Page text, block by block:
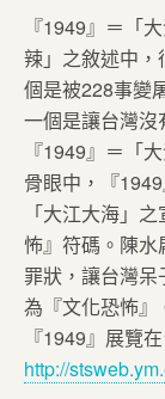
『1949』＝「
辣」之敘述中
個是被228事變
一個是讓台灣
『1949』＝「
骨眼中，『
「大江大海」
怖』符碼。陳
罪狀，讓台灣
為『文化恐怖
『1949』展覽
http://